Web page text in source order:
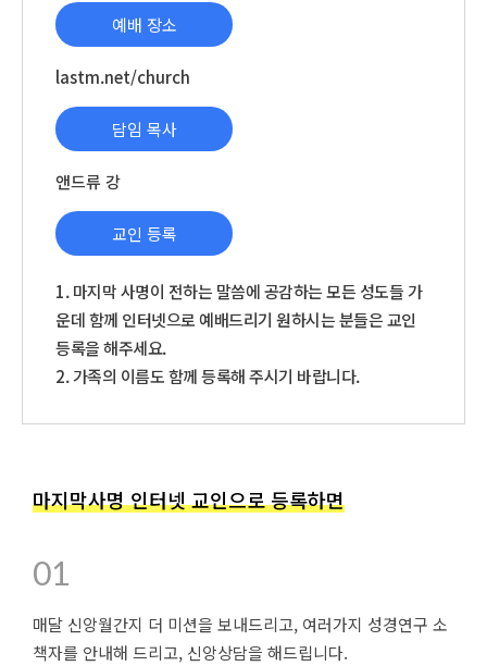
예배 장소
lastm.net/church
담임 목사
앤드류 강
교인 등록
1. 마지막 사명이 전하는 말씀에 공감하는 모든 성도들 가
운데 함께 인터넷으로 예배드리기 원하시는 분들은 교인
등록을 해주세요.
2. 가족의 이름도 함께 등록해 주시기 바랍니다.
마지막사명 인터넷 교인으로 등록하면
01
매달 신앙월간지 더 미션을 보내드리고, 여러가지 성경연구 소
책자를 안내해 드리고, 신앙상담을 해드립니다.